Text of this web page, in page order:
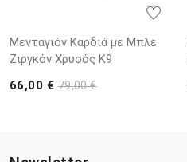
Μενταγιόν Καρδιά με Μπλε
Ζιργκόν Χρυσός K9
66,00 €79,00 €